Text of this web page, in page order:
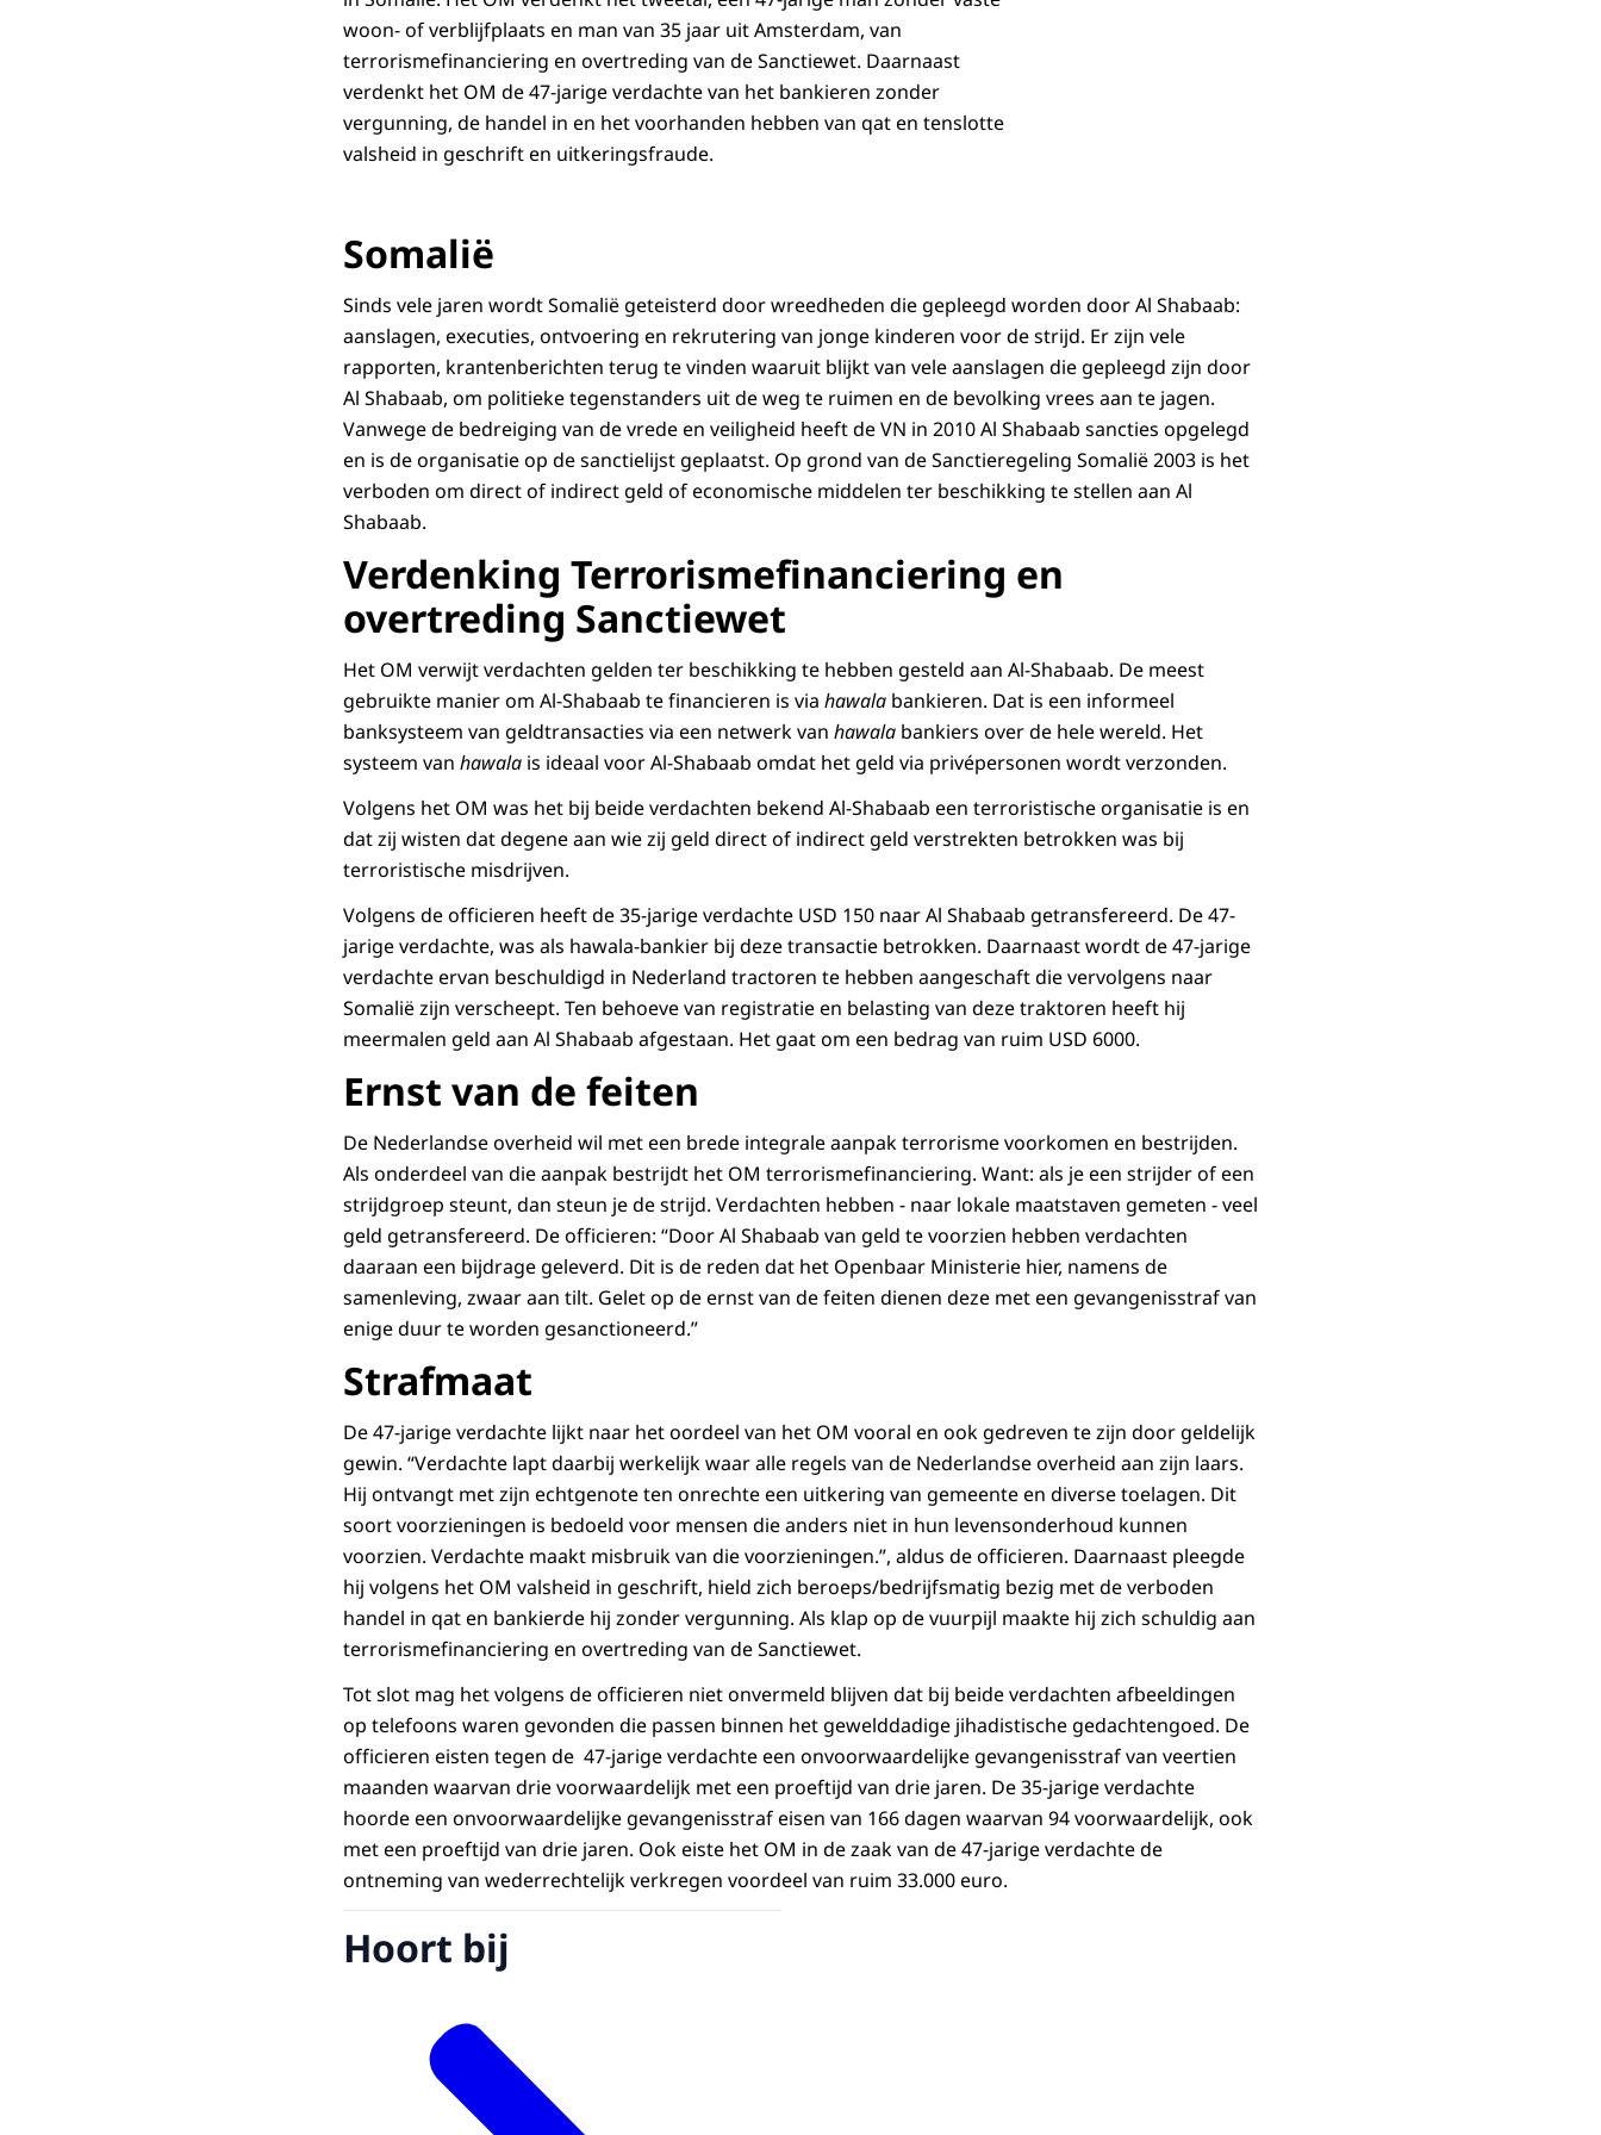
woon- of verblijfplaats en man van 35 jaar uit Amsterdam, van
terrorismefinanciering en overtreding van de Sanctiewet. Daarnaast
verdenkt het OM de 47-jarige verdachte van het bankieren zonder
vergunning, de handel in en het voorhanden hebben van qat en tenslotte
valsheid in geschrift en uitkeringsfraude.
Somalië
Sinds vele jaren wordt Somalië geteisterd door wreedheden die gepleegd worden door Al Shabaab:
aanslagen, executies, ontvoering en rekrutering van jonge kinderen voor de strijd. Er zijn vele
rapporten, krantenberichten terug te vinden waaruit blijkt van vele aanslagen die gepleegd zijn door
Al Shabaab, om politieke tegenstanders uit de weg te ruimen en de bevolking vrees aan te jagen.
Vanwege de bedreiging van de vrede en veiligheid heeft de VN in 2010 Al Shabaab sancties opgelegd
en is de organisatie op de sanctielijst geplaatst. Op grond van de Sanctieregeling Somalië 2003 is het
verboden om direct of indirect geld of economische middelen ter beschikking te stellen aan Al
Shabaab.
Verdenking Terrorismefinanciering en
overtreding Sanctiewet
Het OM verwijt verdachten gelden ter beschikking te hebben gesteld aan Al-Shabaab. De meest
gebruikte manier om Al-Shabaab te financieren is via hawala bankieren. Dat is een informeel
banksysteem van geldtransacties via een netwerk van hawala bankiers over de hele wereld. Het
systeem van hawala is ideaal voor Al-Shabaab omdat het geld via privépersonen wordt verzonden.
Volgens het OM was het bij beide verdachten bekend Al-Shabaab een terroristische organisatie is en
dat zij wisten dat degene aan wie zij geld direct of indirect geld verstrekten betrokken was bij
terroristische misdrijven.
Volgens de officieren heeft de 35-jarige verdachte USD 150 naar Al Shabaab getransfereerd. De 47-
jarige verdachte, was als hawala-bankier bij deze transactie betrokken. Daarnaast wordt de 47-jarige
verdachte ervan beschuldigd in Nederland tractoren te hebben aangeschaft die vervolgens naar
Somalië zijn verscheept. Ten behoeve van registratie en belasting van deze traktoren heeft hij
meermalen geld aan Al Shabaab afgestaan. Het gaat om een bedrag van ruim USD 6000.
Ernst van de feiten
De Nederlandse overheid wil met een brede integrale aanpak terrorisme voorkomen en bestrijden.
Als onderdeel van die aanpak bestrijdt het OM terrorismefinanciering. Want: als je een strijder of een
strijdgroep steunt, dan steun je de strijd. Verdachten hebben - naar lokale maatstaven gemeten - veel
geld getransfereerd. De officieren: “Door Al Shabaab van geld te voorzien hebben verdachten
daaraan een bijdrage geleverd. Dit is de reden dat het Openbaar Ministerie hier, namens de
samenleving, zwaar aan tilt. Gelet op de ernst van de feiten dienen deze met een gevangenisstraf van
enige duur te worden gesanctioneerd.”
Strafmaat
De 47-jarige verdachte lijkt naar het oordeel van het OM vooral en ook gedreven te zijn door geldelijk
gewin. “Verdachte lapt daarbij werkelijk waar alle regels van de Nederlandse overheid aan zijn laars.
Hij ontvangt met zijn echtgenote ten onrechte een uitkering van gemeente en diverse toelagen. Dit
soort voorzieningen is bedoeld voor mensen die anders niet in hun levensonderhoud kunnen
voorzien. Verdachte maakt misbruik van die voorzieningen.”, aldus de officieren. Daarnaast pleegde
hij volgens het OM valsheid in geschrift, hield zich beroeps/bedrijfsmatig bezig met de verboden
handel in qat en bankierde hij zonder vergunning. Als klap op de vuurpijl maakte hij zich schuldig aan
terrorismefinanciering en overtreding van de Sanctiewet.
Tot slot mag het volgens de officieren niet onvermeld blijven dat bij beide verdachten afbeeldingen
op telefoons waren gevonden die passen binnen het gewelddadige jihadistische gedachtengoed. De
officieren eisten tegen de 47-jarige verdachte een onvoorwaardelijke gevangenisstraf van veertien
maanden waarvan drie voorwaardelijk met een proeftijd van drie jaren. De 35-jarige verdachte
hoorde een onvoorwaardelijke gevangenisstraf eisen van 166 dagen waarvan 94 voorwaardelijk, ook
met een proeftijd van drie jaren. Ook eiste het OM in de zaak van de 47-jarige verdachte de
ontneming van wederrechtelijk verkregen voordeel van ruim 33.000 euro.
Hoort bij